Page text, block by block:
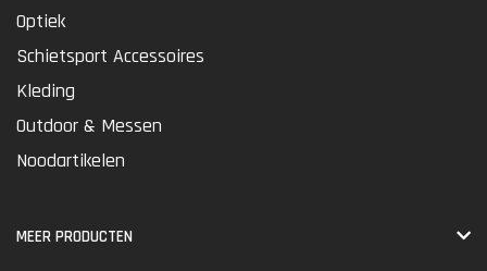
Optiek
Schietsport Accessoires
Kleding
Outdoor & Messen
Noodartikelen
MEER PRODUCTEN